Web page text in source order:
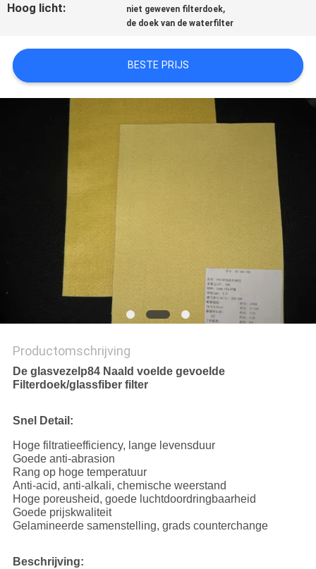
SITEMAP
PRIVACY
POLICY
Hoog licht: niet geweven filterdoek,
de doek van de waterfilter
BESTE PRIJS
Productomschrijving
De glasvezelp84 Naald voelde gevoelde
Filterdoek/glassfiber filter
Snel Detail:
Hoge filtratieefficiency, lange levensduur
Goede anti-abrasion
Rang op hoge temperatuur
Anti-acid, anti-alkali, chemische weerstand
Hoge poreusheid, goede luchtdoordringbaarheid
Goede prijskwaliteit
Gelamineerde samenstelling, grads counterchange
Beschrijving: